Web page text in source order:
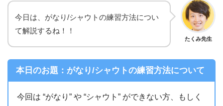
たくみ先生
今日は、がなり/シャウトの練習方法につい
て解説するね！！
本日のお題：がなり/シャウトの練習方法について
今回は “がなり” や “シャウト” ができない方、もしく